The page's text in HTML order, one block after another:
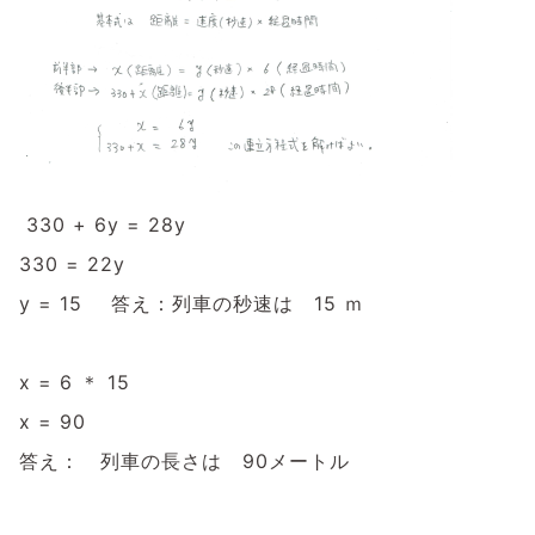
330 + 6y = 28y
330 = 22y
y = 15 答え：列車の秒速は 15 ｍ
x = 6 ＊ 15
x = 90
答え： 列車の長さは 90メートル